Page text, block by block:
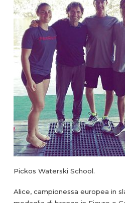
Pickos Waterski School.
Alice, campionessa europea in